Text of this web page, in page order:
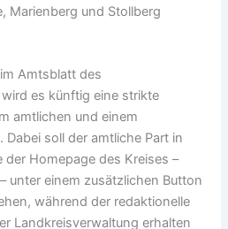
Marienberg und Stollberg
Amtsblatt des
es künftig eine strikte
amtlichen und einem
Dabei soll der amtliche Part in
Homepage des Kreises –
unter einem zusätzlichen Button
während der redaktionelle
Landkreisverwaltung erhalten